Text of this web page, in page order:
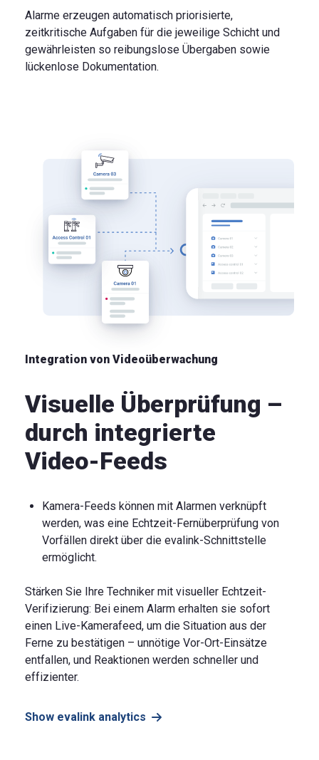
Alarme erzeugen automatisch priorisierte,
zeitkritische Aufgaben für die jeweilige Schicht und
gewährleisten so reibungslose Übergaben sowie
lückenlose Dokumentation.
Integration von Videoüberwachung
Visuelle Überprüfung –
durch integrierte
Video-Feeds
Kamera-Feeds können mit Alarmen verknüpft
werden, was eine Echtzeit-Fernüberprüfung von
Vorfällen direkt über die evalink-Schnittstelle
ermöglicht.
Stärken Sie Ihre Techniker mit visueller Echtzeit-
Verifizierung: Bei einem Alarm erhalten sie sofort
einen Live-Kamerafeed, um die Situation aus der
Ferne zu bestätigen – unnötige Vor-Ort-Einsätze
entfallen, und Reaktionen werden schneller und
effizienter.
Show evalink analytics